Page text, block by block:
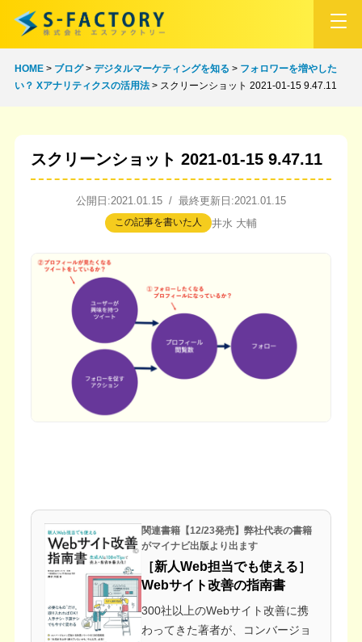
HOME> ブログ> デジタルマーケティングを知る > フォロワーを増やした
い？ Xアナリティクスの活用法> スクリーンショット 2021-01-15 9.47.11
スクリーンショット 2021-01-15 9.47.11
公開日:2021.01.15 / 最終更新日:2021.01.15
この記事を書いた人 井水 大輔
関連書籍【12/23発売】弊社代表の書籍
がマイナビ出版より出ます
［新人Web担当でも使える］
Webサイト改善の指南書
300社以上のWebサイト改善に携
わってきた著者が、コンバージョ